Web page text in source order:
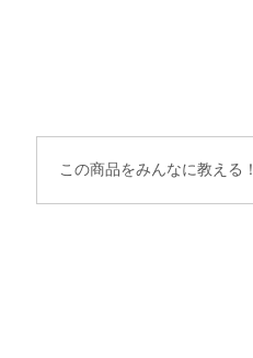
この商品をみんなに教える！